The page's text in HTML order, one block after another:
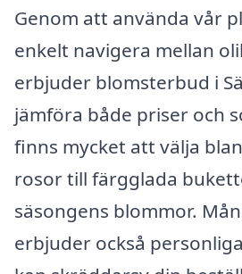
Genom att använda vår
enkelt navigera mellan
erbjuder blomsterbud i
jämföra både priser och
finns mycket att välja
rosor till färgglada
säsongens blommor.
erbjuder också